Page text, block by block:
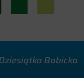
Babicka